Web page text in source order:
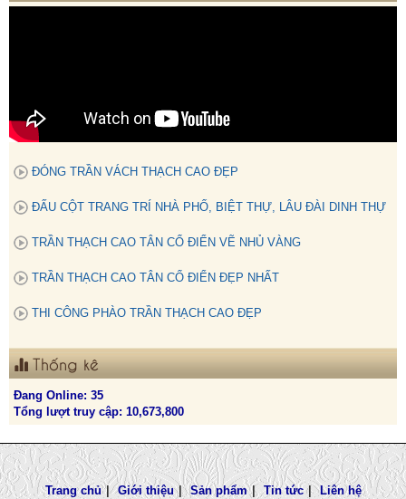
ĐÓNG TRẦN VÁCH THẠCH CAO ĐẸP
ĐẤU CỘT TRANG TRÍ NHÀ PHỐ, BIỆT THỰ, LÂU ĐÀI DINH THỰ
TRẦN THẠCH CAO TÂN CỔ ĐIỂN VẼ NHỦ VÀNG
TRẦN THẠCH CAO TÂN CỔ ĐIỂN ĐẸP NHẤT
THI CÔNG PHÀO TRẦN THẠCH CAO ĐẸP
Thống kê
Đang Online: 35
Tổng lượt truy cập: 10,673,800
Trang chủ | Giới thiệu | Sản phẩm | Tin tức | Liên hệ